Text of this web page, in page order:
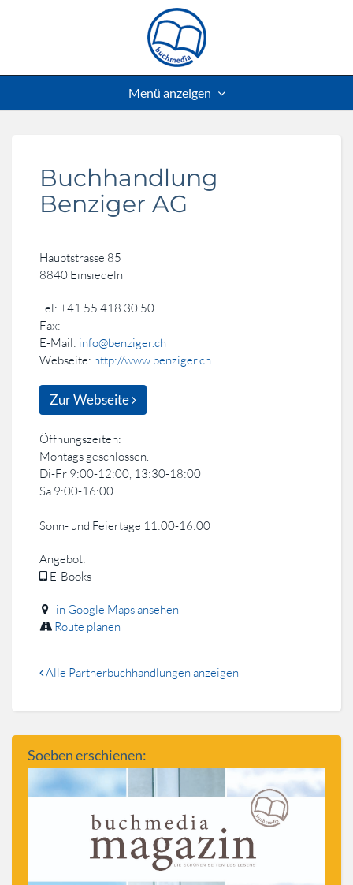
Menü anzeigen
Buchhandlung
Benziger AG
Hauptstrasse 85
8840 Einsiedeln
Tel: +41 55 418 30 50
Fax:
E-Mail: info@benziger.ch
Webseite: http://www.benziger.ch
Zur Webseite
Öffnungszeiten:
Montags geschlossen.
Di-Fr 9:00-12:00, 13:30-18:00
Sa 9:00-16:00
Sonn- und Feiertage 11:00-16:00
Angebot:
E-Books
in Google Maps ansehen
Route planen
Alle Partnerbuchhandlungen anzeigen
Soeben erschienen: